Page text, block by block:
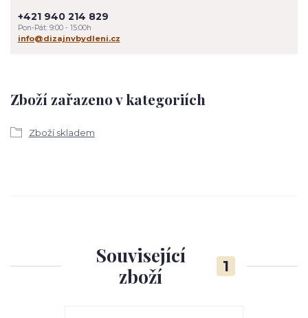
Zboží zařazeno v kategoriích
Zboží skladem
+421 940 214 829
Pon-Pát: 9:00 - 15:00h
info@dizajnvbydleni.cz
Související
zboží
1